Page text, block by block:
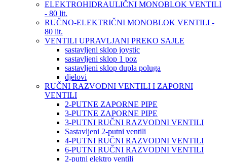
ELEKTROHIDRAULIČNI MONOBLOK VENTILI
- 80 lit.
RUČNO-ELEKTRIČNI MONOBLOK VENTILI -
80 lit.
VENTILI UPRAVLJANI PREKO SAJLE
sastavljeni sklop joystic
sastavljeni sklop 1 poz
sastavljeni sklop dupla poluga
djelovi
RUČNI RAZVODNI VENTILI I ZAPORNI
VENTILI
2-PUTNE ZAPORNE PIPE
3-PUTNE ZAPORNE PIPE
3-PUTNI RUČNI RAZVODNI VENTILI
Sastavljeni 2-putni ventili
4-PUTNI RUČNI RAZVODNI VENTILI
6-PUTNI RUČNI RAZVODNI VENTILI
2-putni elektro ventili